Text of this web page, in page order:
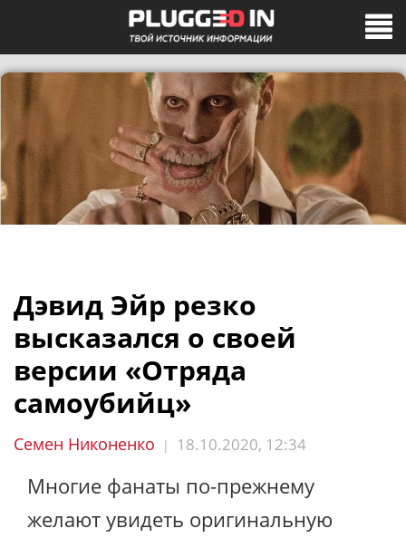
Дэвид Эйр резко
высказался о своей
версии «Отряда
самоубийц»
Семен Никоненко | 18.10.2020, 12:34
Многие фанаты по-прежнему
желают увидеть оригинальную